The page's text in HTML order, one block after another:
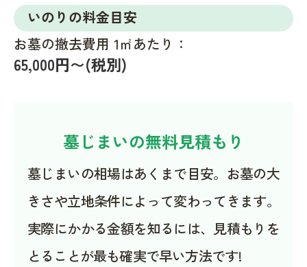
いのりの料金目安
お墓の撤去費用 1㎡あたり：
65,000円〜(税別)
墓じまいの無料見積もり
墓じまいの相場はあくまで目安。お墓の大
きさや立地条件によって変わってきます。
実際にかかる金額を知るには、見積もりを
とることが最も確実で早い方法です!